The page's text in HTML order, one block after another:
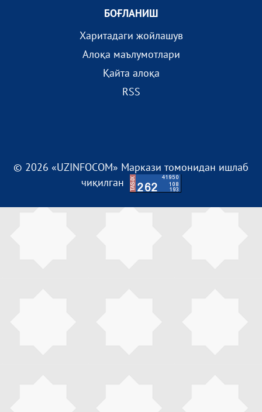
БОҒЛАНИШ
Харитадаги жойлашув
Алоқа маълумотлари
Қайта алоқа
RSS
© 2026 «UZINFOCOM» Маркази томонидан ишлаб
чиқилган